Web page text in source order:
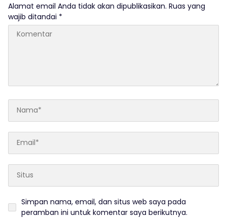
Alamat email Anda tidak akan dipublikasikan. Ruas yang
wajib ditandai *
Simpan nama, email, dan situs web saya pada
peramban ini untuk komentar saya berikutnya.